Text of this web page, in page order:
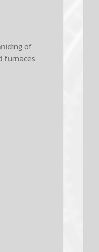
of
furnaces